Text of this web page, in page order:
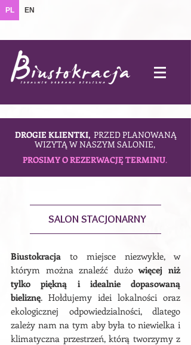
PL EN
DROGIE KLIENTKI, PRZED PLANOWANĄ
WIZYTĄ W NASZYM SALONIE,
PROSIMY O REZERWACJĘ TERMINU.
SALON STACJONARNY
Biustokracja to miejsce niezwykłe, w
którym można znaleźć dużowięcej niż
tylko piękną i idealnie dopasowaną
bieliznę. Hołdujemy idei lokalności oraz
ekologicznej odpowiedzialności, dlatego
zależy nam na tym aby była to niewielka i
klimatyczna przestrzeń, którą tworzymy z